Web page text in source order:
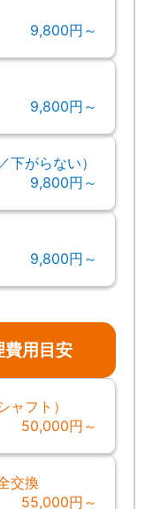
9,800円～
9,800円～
がらない）
9,800円～
9,800円～
費用目安
ャフト）
50,000円～
交換
55,000円～